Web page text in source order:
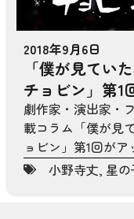
2018年9月6日
「僕が見てい
チョビン」第1
劇作家・演出家・
載コラム「僕が見
ョビン」第1回がア
小野寺丈, 星